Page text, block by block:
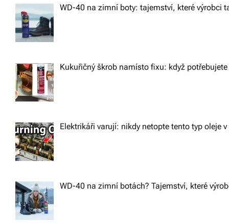
WD-40 na zimní boty: tajemství, které výrobci
Kukuřičný škrob namísto fixu: když
Elektrikáři varují: nikdy netopte tento typ oleje v
WD-40 na zimní botách? Tajemství, které